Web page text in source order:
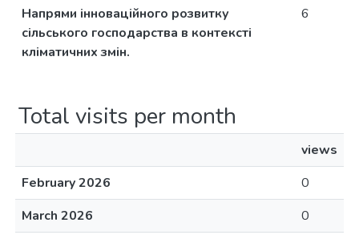
Напрями інноваційного розвитку
сільського господарства в контексті
кліматичних змін.
6
Total visits per month
views
February 2026
0
March 2026
0